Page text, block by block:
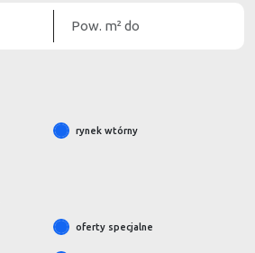
rynek wtórny
oferty specjalne